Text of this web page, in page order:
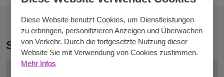
Strickgarn Nicky
Diese Website benutzt Cookies, um Dienstleistungen
zu erbringen, personifizieren Anzeigen und Überwachen
von Verkehr. Durch die fortgesetzte Nutzung dieser
Website Sie mit Verwendung von Cookies zustimmen.
Mehr Infos